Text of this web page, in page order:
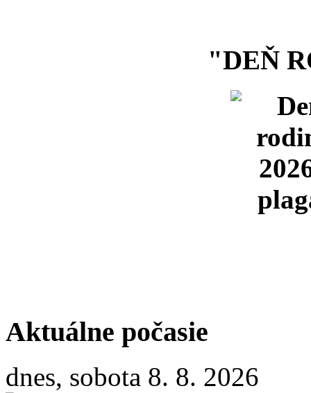
"DEŇ
Aktuálne počasie
dnes, sobota 8. 8. 2026